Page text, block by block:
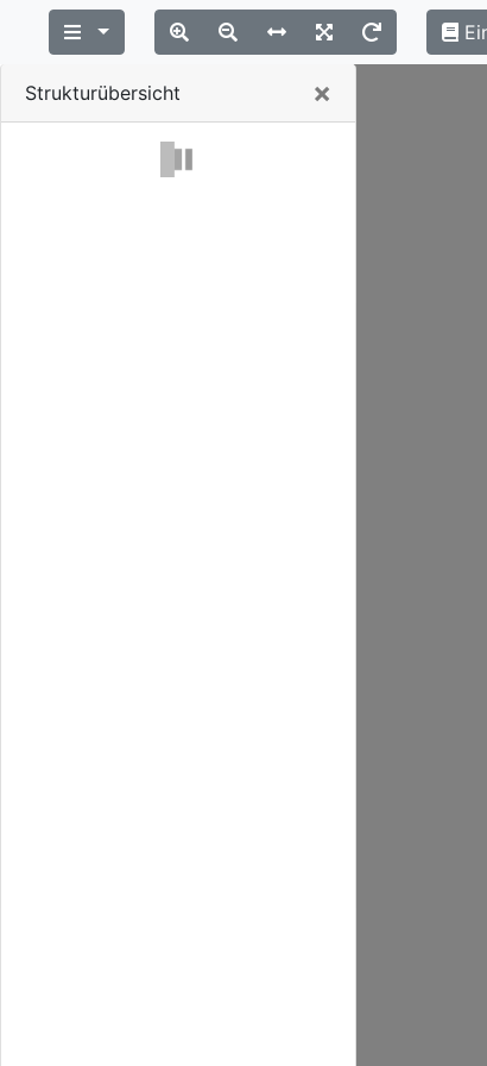
Strukturübersicht ×